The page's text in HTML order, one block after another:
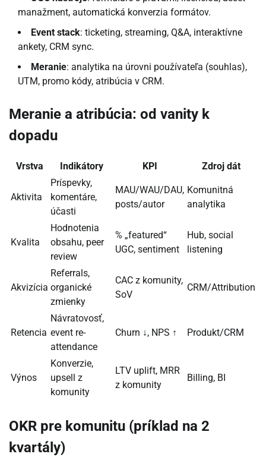
manažment, automatická konverzia formátov.
Event stack: ticketing, streaming, Q&A, interaktívne
ankety, CRM sync.
Meranie: analytika na úrovni používateľa (souhlas),
UTM, promo kódy, atribúcia v CRM.
Meranie a atribúcia: od vanity k
dopadu
Vrstva Indikátory KPI Zdroj dát
Aktivita
Príspevky,
komentáre,
účasti
MAU/WAU/DAU,
posts/autor
Komunitná
analytika
Kvalita
Hodnotenia
obsahu, peer
review
% „featured“
UGC, sentiment
Hub, social
listening
Akvizícia
Referrals,
organické
zmienky
CAC z komunity,
SoV
CRM/Attribution
Retencia
Návratovosť,
event re-
attendance
Churn ↓, NPS ↑ Produkt/CRM
Výnos
Konverzie,
upsell z
komunity
LTV uplift, MRR
z komunity
Billing, BI
OKR pre komunitu (príklad na 2
kvartály)